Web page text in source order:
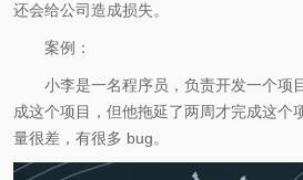
还会给公司造成损失。
案例：
小李是一名程序员，负责开发一个项
成这个项目，但他拖延了两周才完成这个
量很差，有很多 bug。